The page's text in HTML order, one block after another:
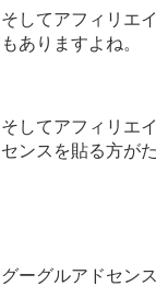
そしてアフィリエ
もありますよね。
そしてアフィリエ
センスを貼る方が
グーグルアドセン